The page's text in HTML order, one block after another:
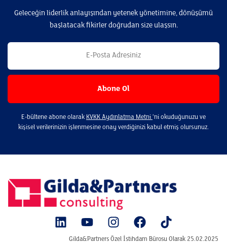
Geleceğin liderlik anlayışından yetenek yönetimine, dönüşümü
başlatacak fikirler doğrudan size ulaşsın.
E-bültene abone olarak KVKK Aydınlatma Metni ’ni okuduğunuzu ve
kişisel verilerinizin işlenmesine onay verdiğinizi kabul etmiş olursunuz.
Gilda&Partners Özel İstihdam Bürosu Olarak 25.02.2025